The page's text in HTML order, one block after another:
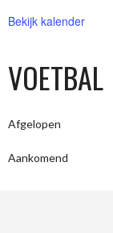
Bekijk kalender
VOETBAL
Afgelopen
Aankomend